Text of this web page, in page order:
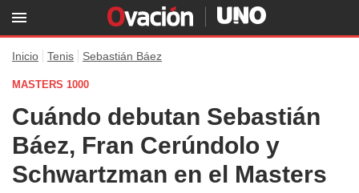
Inicio Tenis Sebastián Báez
MASTERS 1000
Cuándo debutan Sebastián
Báez, Fran Cerúndolo y
Schwartzman en el Masters